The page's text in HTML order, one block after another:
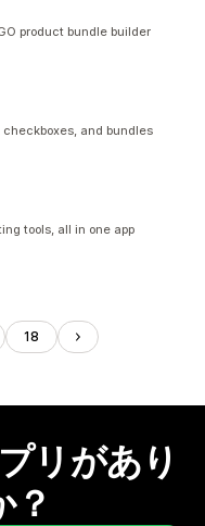
product bundle builder
and bundles
tools, all in one app
18
リがあり
？